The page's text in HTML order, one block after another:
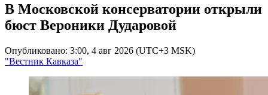
В Московской консерватории открыли
бюст Вероники Дударовой
Опубликовано: 3:00, 4 авг 2026 (UTC+3 MSK)
"Вестник Кавказа"